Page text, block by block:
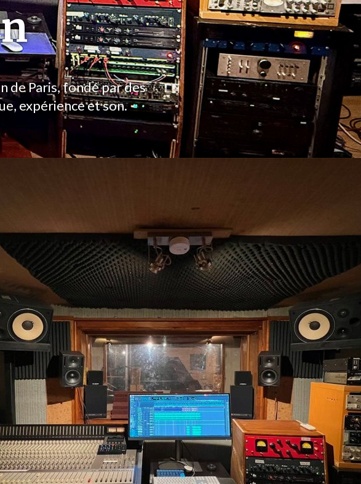
de Paris, fondé par des
expérience et son.